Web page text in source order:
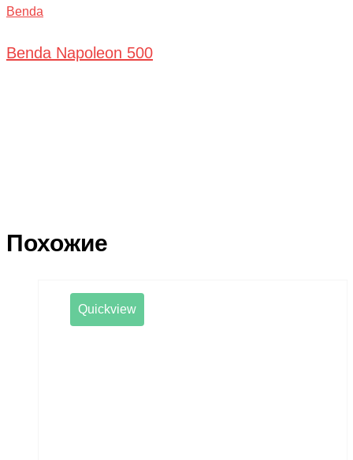
Benda
Benda Napoleon 500
Похожие
Quickview